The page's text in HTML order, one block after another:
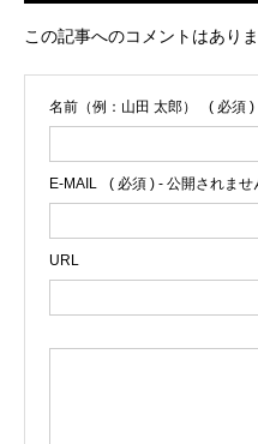
この記事へのコメントはありま
名前（例：山田 太郎） ( 必須 )
E-MAIL ( 必須 ) - 公開されませ
URL